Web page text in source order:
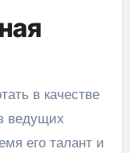
в качестве
ведущих
его талант и